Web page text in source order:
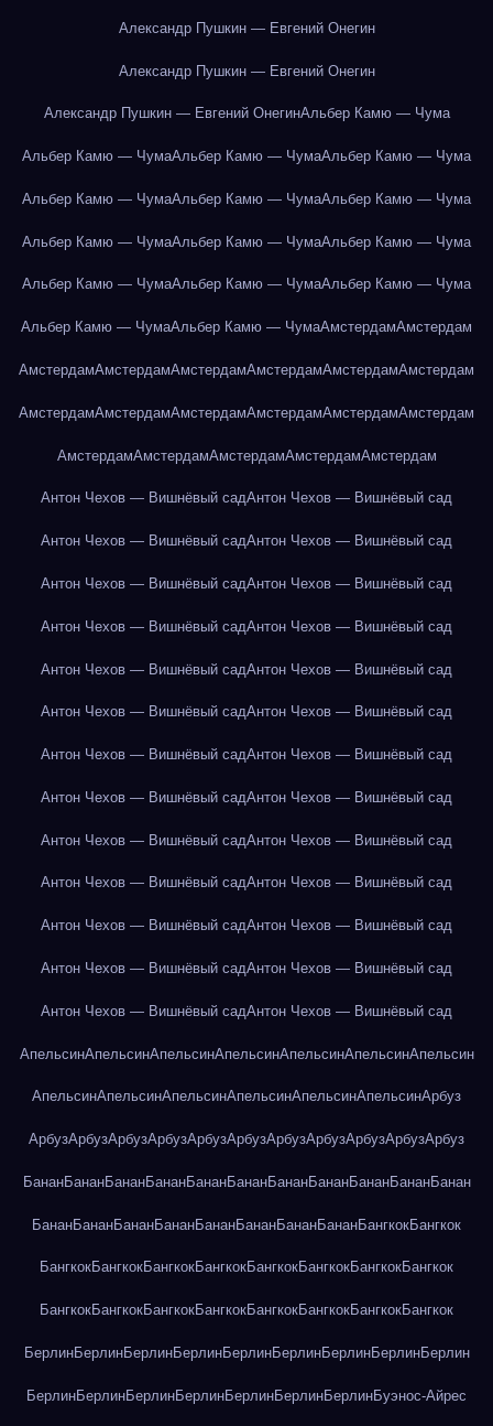
Александр Пушкин — Евгений Онегин
Александр Пушкин — Евгений Онегин
Александр Пушкин — Евгений ОнегинАльбер Камю — Чума
Альбер Камю — ЧумаАльбер Камю — ЧумаАльбер Камю — Чума
Альбер Камю — ЧумаАльбер Камю — ЧумаАльбер Камю — Чума
Альбер Камю — ЧумаАльбер Камю — ЧумаАльбер Камю — Чума
Альбер Камю — ЧумаАльбер Камю — ЧумаАльбер Камю — Чума
Альбер Камю — ЧумаАльбер Камю — ЧумаАмстердамАмстердам
АмстердамАмстердамАмстердамАмстердамАмстердамАмстердам
АмстердамАмстердамАмстердамАмстердамАмстердамАмстердам
АмстердамАмстердамАмстердамАмстердамАмстердам
Антон Чехов — Вишнёвый садАнтон Чехов — Вишнёвый сад
Антон Чехов — Вишнёвый садАнтон Чехов — Вишнёвый сад
Антон Чехов — Вишнёвый садАнтон Чехов — Вишнёвый сад
Антон Чехов — Вишнёвый садАнтон Чехов — Вишнёвый сад
Антон Чехов — Вишнёвый садАнтон Чехов — Вишнёвый сад
Антон Чехов — Вишнёвый садАнтон Чехов — Вишнёвый сад
Антон Чехов — Вишнёвый садАнтон Чехов — Вишнёвый сад
Антон Чехов — Вишнёвый садАнтон Чехов — Вишнёвый сад
Антон Чехов — Вишнёвый садАнтон Чехов — Вишнёвый сад
Антон Чехов — Вишнёвый садАнтон Чехов — Вишнёвый сад
Антон Чехов — Вишнёвый садАнтон Чехов — Вишнёвый сад
Антон Чехов — Вишнёвый садАнтон Чехов — Вишнёвый сад
Антон Чехов — Вишнёвый садАнтон Чехов — Вишнёвый сад
АпельсинАпельсинАпельсинАпельсинАпельсинАпельсинАпельсин
АпельсинАпельсинАпельсинАпельсинАпельсинАпельсинАрбуз
АрбузАрбузАрбузАрбузАрбузАрбузАрбузАрбузАрбузАрбузАрбуз
БананБананБананБананБананБананБананБананБананБананБанан
БананБананБананБананБананБананБананБананБангкокБангкок
БангкокБангкокБангкокБангкокБангкокБангкокБангкокБангкок
БангкокБангкокБангкокБангкокБангкокБангкокБангкокБангкок
БерлинБерлинБерлинБерлинБерлинБерлинБерлинБерлинБерлин
БерлинБерлинБерлинБерлинБерлинБерлинБерлинБуэнос-Айрес